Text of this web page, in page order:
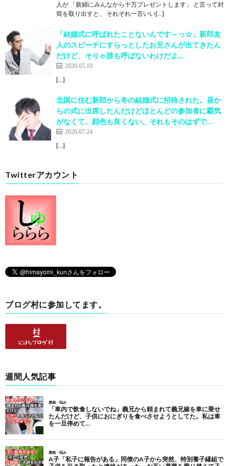
人が 「新婦にみんなから十万プレゼントします」 と言って封
筒を取り出すと、 それぞれ一言いい[…]
「結婚式に呼ばれたことないんです～っ☆」新郎友
人のスピーチにすらっとしたお兄さんが出てきたん
だけど、そりゃ誰も呼ばないわけだよ…
2020.05.10
[…]
北国に住む新郎から冬の結婚式に招待された。昼か
らの式に出席したんだけどほとんどの参加者に覇気
がなくて、顔色も良くない。それもそのはずで…
2020.07.24
[…]
Twitterアカウント
ブログ村に参加してます。
週間人気記事